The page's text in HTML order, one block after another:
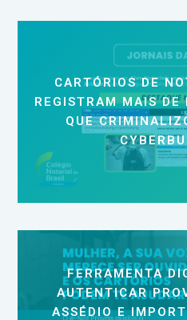
CARTÓRIOS DE
REGISTRAM MAIS
QUE
FERRAMENTA
AUTENTICAR
ASSÉDIO E